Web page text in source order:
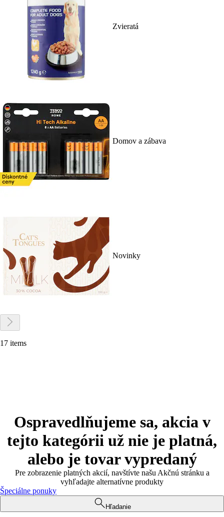
Zvieratá
Domov a zábava
Novinky
17 items
Ospravedlňujeme sa, akcia v
tejto kategórii už nie je platná,
alebo je tovar vypredaný
Pre zobrazenie platných akcií, navštívte našu Akčnú stránku a
vyhľadajte alternatívne produkty
Špeciálne ponuky
Hľadanie